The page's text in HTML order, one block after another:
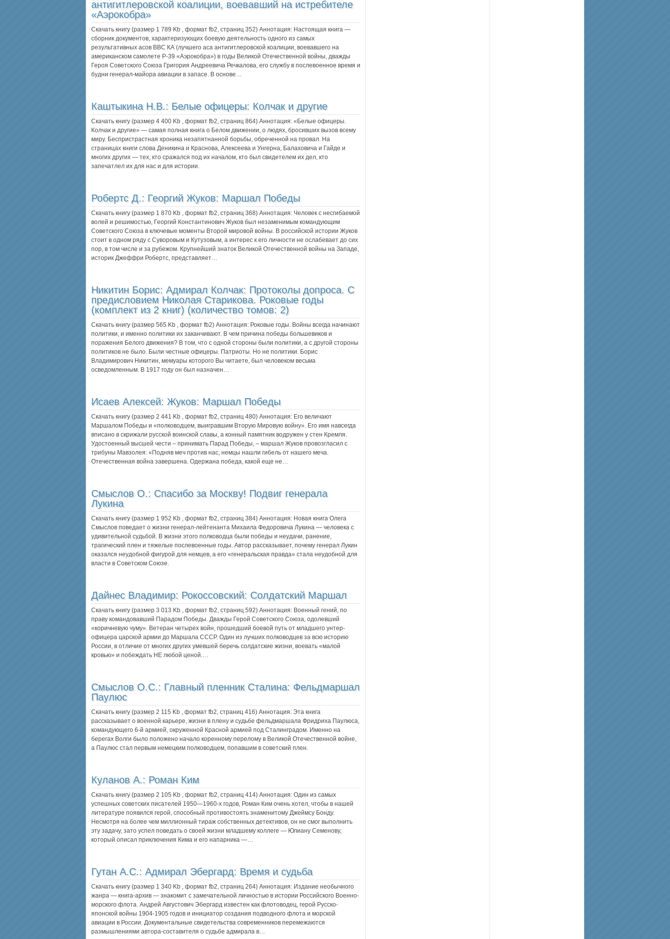
антигитлеровской коалиции, воевавший на истребителе
«Аэрокобра»
Скачать книгу (размер 1 789 Kb , формат fb2, страниц 352) Аннотация: Настоящая книга —
сборник документов, характеризующих боевую деятельность одного из самых
результативных асов ВВС КА (лучшего аса антигитлеровской коалиции, воевавшего на
американском самолете Р-39 «Аэрокобра») в годы Великой Отечественной войны, дважды
Героя Советского Союза Григория Андреевича Речкалова, его службу в послевоенное время и
будни генерал-майора авиации в запасе. В основе…
Каштыкина Н.В.: Белые офицеры: Колчак и другие
Скачать книгу (размер 4 400 Kb , формат fb2, страниц 864) Аннотация: «Белые офицеры.
Колчак и другие» — самая полная книга о Белом движении, о людях, бросивших вызов всему
миру. Беспристрастная хроника незапятнанной борьбы, обреченной на провал. На
страницах книги слова Деникина и Краснова, Алексеева и Унгерна, Балаховича и Гайде и
многих других — тех, кто сражался под их началом, кто был свидетелем их дел, кто
запечатлел их для нас и для истории.
Робертс Д.: Георгий Жуков: Маршал Победы
Скачать книгу (размер 1 870 Kb , формат fb2, страниц 368) Аннотация: Человек с несгибаемой
волей и решимостью, Георгий Константинович Жуков был незаменимым командующим
Советского Союза в ключевые моменты Второй мировой войны. В российской истории Жуков
стоит в одном ряду с Суворовым и Кутузовым, а интерес к его личности не ослабевает до сих
пор, в том числе и за рубежом. Крупнейший знаток Великой Отечественной войны на Западе,
историк Джеффри Робертс, представляет…
Никитин Борис: Адмирал Колчак: Протоколы допроса. С
предисловием Николая Старикова. Роковые годы
(комплект из 2 книг) (количество томов: 2)
Скачать книгу (размер 565 Kb , формат fb2) Аннотация: Роковые годы. Войны всегда начинают
политики, и именно политики их заканчивают. В чем причина победы большевиков и
поражения Белого движения? В том, что с одной стороны были политики, а с другой стороны
политиков не было. Были честные офицеры. Патриоты. Но не политики. Борис
Владимирович Никитин, мемуары которого Вы читаете, был человеком весьма
осведомленным. В 1917 году он был назначен…
Исаев Алексей: Жуков: Маршал Победы
Скачать книгу (размер 2 441 Kb , формат fb2, страниц 480) Аннотация: Его величают
Маршалом Победы и «полководцем, выигравшим Вторую Мировую войну». Его имя навсегда
вписано в скрижали русской воинской славы, а конный памятник водружен у стен Кремля.
Удостоенный высшей чести – принимать Парад Победы, – маршал Жуков провозгласил с
трибуны Мавзолея: «Подняв меч против нас, немцы нашли гибель от нашего меча.
Отечественная война завершена. Одержана победа, какой еще не…
Смыслов О.: Спасибо за Москву! Подвиг генерала
Лукина
Скачать книгу (размер 1 952 Kb , формат fb2, страниц 384) Аннотация: Новая книга Олега
Смыслов поведает о жизни генерал-лейтенанта Михаила Федоровича Лукина — человека с
удивительной судьбой. В жизни этого полководца были победы и неудачи, ранение,
трагический плен и тяжелые послевоенные годы. Автор рассказывает, почему генерал Лукин
оказался неудобной фигурой для немцев, а его «генеральская правда» стала неудобной для
власти в Советском Союзе.
Дайнес Владимир: Рокоссовский: Солдатский Маршал
Скачать книгу (размер 3 013 Kb , формат fb2, страниц 592) Аннотация: Военный гений, по
праву командовавший Парадом Победы. Дважды Герой Советского Союза, одолевший
«коричневую чуму». Ветеран четырех войн, прошедший боевой путь от младшего унтер-
офицера царской армии до Маршала СССР. Один из лучших полководцев за всю историю
России, в отличие от многих других умевшей беречь солдатские жизни, воевать «малой
кровью» и побеждать НЕ любой ценой.…
Смыслов О.С.: Главный пленник Сталина: Фельдмаршал
Паулюс
Скачать книгу (размер 2 115 Kb , формат fb2, страниц 416) Аннотация: Эта книга
рассказывает о военной карьере, жизни в плену и судьбе фельдмаршала Фридриха Паулюса,
командующего 6-й армией, окруженной Красной армией под Сталинградом. Именно на
берегах Волги было положено начало коренному перелому в Великой Отечественной войне,
а Паулюс стал первым немецким полководцем, попавшим в советский плен.
Куланов А.: Роман Ким
Скачать книгу (размер 2 105 Kb , формат fb2, страниц 414) Аннотация: Один из самых
успешных советских писателей 1950—1960-х годов, Роман Ким очень хотел, чтобы в нашей
литературе появился герой, способный противостоять знаменитому Джеймсу Бонду.
Несмотря на более чем миллионный тираж собственных детективов, он не смог выполнить
эту задачу, зато успел поведать о своей жизни младшему коллеге — Юлиану Семенову,
который описал приключения Кима и его напарника —…
Гутан А.С.: Адмирал Эбергард: Время и судьба
Скачать книгу (размер 1 340 Kb , формат fb2, страниц 264) Аннотация: Издание необычного
жанра — книга-архив — знакомит с замечательной личностью в истории Российского Военно-
морского флота. Андрей Августович Эбергард известен как флотоводец, герой Русско-
японской войны 1904-1905 годов и инициатор создания подводного флота и морской
авиации в России. Документальные свидетельства современников перемежаются
размышлениями автора-составителя о судьбе адмирала в…